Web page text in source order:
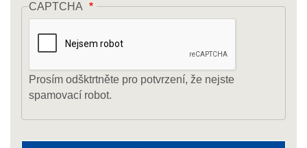
CAPTCHA
Prosím odšktrtněte pro potvrzení, že nejste
spamovací robot.